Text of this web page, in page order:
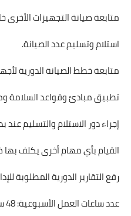
متابعة صيانة التجهيزات الأخرى
استلام وتسليم عدد الصيانة.
متابعة خطط الصيانة الدورية
تطبيق مبادئ وقواعد السلامة
إجراء دور الاستلام والتسليم عند
القيام بأي مهام أخرى يكلف
رفع التقارير الدورية المطلوبة
عدد ساعات العمل الأسبوعية: 48 ساعة